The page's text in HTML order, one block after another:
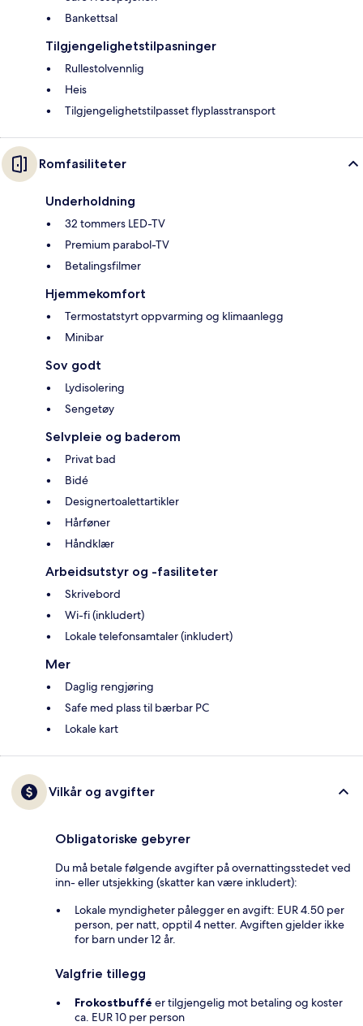
Bankettsal
Tilgjengelighetstilpasninger
Rullestolvennlig
Heis
Tilgjengelighetstilpasset flyplasstransport
Romfasiliteter
Underholdning
32 tommers LED-TV
Premium parabol-TV
Betalingsfilmer
Hjemmekomfort
Termostatstyrt oppvarming og klimaanlegg
Minibar
Sov godt
Lydisolering
Sengetøy
Selvpleie og baderom
Privat bad
Bidé
Designertoalettartikler
Hårføner
Håndklær
Arbeidsutstyr og -fasiliteter
Skrivebord
Wi-fi (inkludert)
Lokale telefonsamtaler (inkludert)
Mer
Daglig rengjøring
Safe med plass til bærbar PC
Lokale kart
Vilkår og avgifter
Obligatoriske gebyrer
Du må betale følgende avgifter på overnattingsstedet ved
inn- eller utsjekking (skatter kan være inkludert):
Lokale myndigheter pålegger en avgift: EUR 4.50 per
person, per natt, opptil 4 netter. Avgiften gjelder ikke
for barn under 12 år.
Valgfrie tillegg
Frokostbuffé er tilgjengelig mot betaling og koster
ca. EUR 10 per person